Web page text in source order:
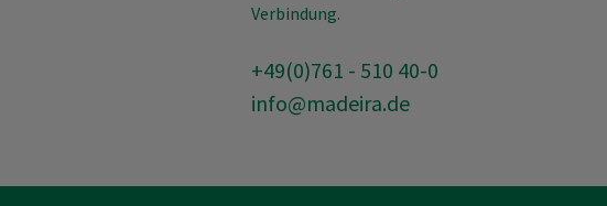
Verbindung.
+49(0)761 - 510 40-0
info@madeira.de